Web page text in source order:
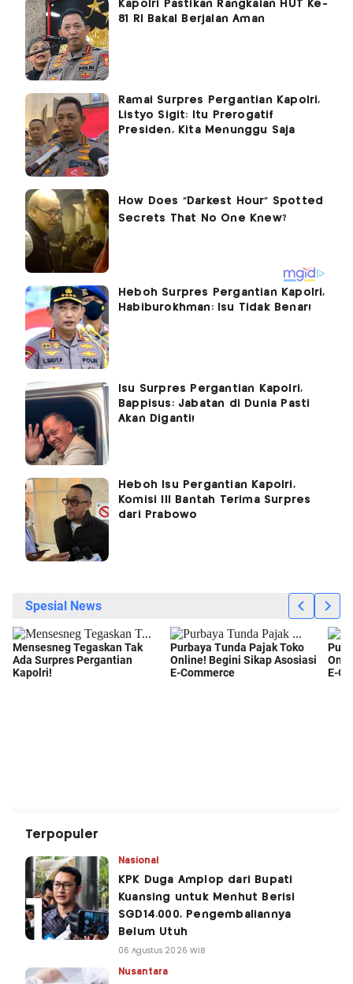
Kapolri Pastikan Rangkaian HUT Ke-
81 RI Bakal Berjalan Aman
Ramai Surpres Pergantian Kapolri,
Listyo Sigit: Itu Prerogatif
Presiden, Kita Menunggu Saja
Heboh Surpres Pergantian Kapolri,
Habiburokhman: Isu Tidak Benar!
Isu Surpres Pergantian Kapolri,
Bappisus: Jabatan di Dunia Pasti
Akan Diganti!
Heboh Isu Pergantian Kapolri,
Komisi III Bantah Terima Surpres
dari Prabowo
Terpopuler
Nasional
KPK Duga Amplop dari Bupati
Kuansing untuk Menhut Berisi
SGD14.000, Pengembaliannya
Belum Utuh
06 Agustus 2026 WIB
Nusantara